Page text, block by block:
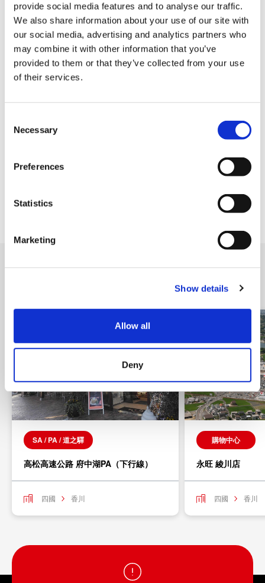
provide social media features and to analyse our traffic.
We also share information about your use of our site with
our social media, advertising and analytics partners who
may combine it with other information that you’ve
provided to them or that they’ve collected from your use
of their services.
Necessary
Preferences
Statistics
Marketing
Show details
Allow all
Deny
便利店除了通常的商品外，還備齊了香川縣·高知縣·愛媛縣的各
種特產。推薦的特產是讚岐烏冬面。
在快餐區可以品嘗到正宗的讚岐烏冬面。作為烏冬面之縣，我們
自信地提供您筋道十足的讚岐烏冬面。
SA / PA / 道之驛
高松高速公路 府中湖PA（下行線）
四國 香川
購物中心
永旺 綾川店
四國 香川